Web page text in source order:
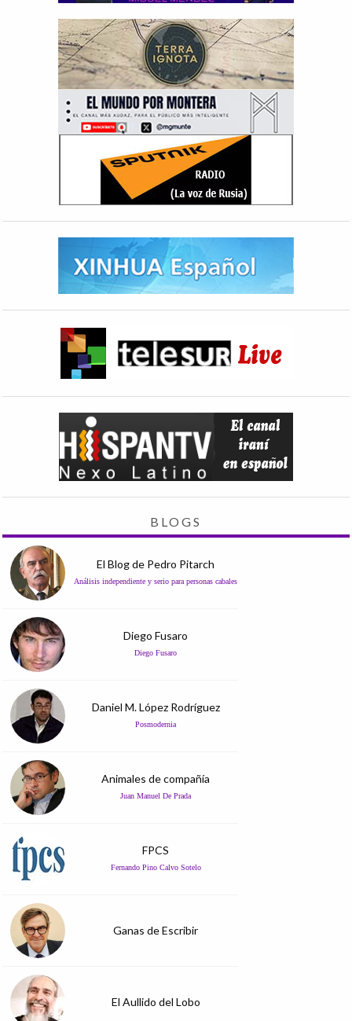
BLOGS
El Blog de Pedro Pitarch
Análisis independiente y serio para personas cabales
Diego Fusaro
Diego Fusaro
Daniel M. López Rodríguez
Posmodernia
Animales de compañía
Juan Manuel De Prada
FPCS
Fernando Pino Calvo Sotelo
Ganas de Escribir
El Aullido del Lobo